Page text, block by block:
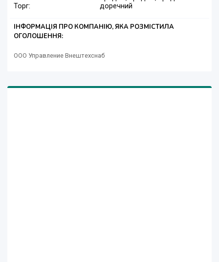
Торг:
доречний
ІНФОРМАЦІЯ ПРО КОМПАНІЮ, ЯКА РОЗМІСТИЛА
ОГОЛОШЕННЯ:
ООО Управление Внештехснаб